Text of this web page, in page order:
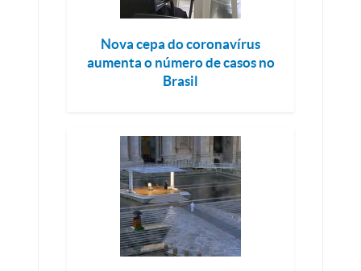
Nova cepa do coronavírus
aumenta o número de casos no
Brasil